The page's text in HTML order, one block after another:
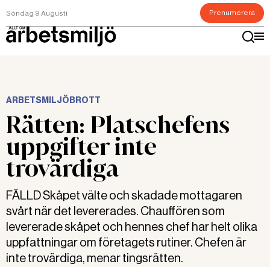
Söndag 9 Augusti Prenumerera
ARBETSMILJÖBROTT
Rätten: Platschefens
uppgifter inte
trovärdiga
FÄLLD Skåpet välte och skadade mottagaren
svårt när det levererades. Chauffören som
levererade skåpet och hennes chef har helt olika
uppfattningar om företagets rutiner. Chefen är
inte trovärdiga, menar tingsrätten.